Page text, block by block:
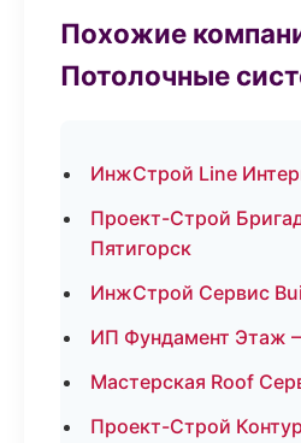
Похожие
Потолочные
ИнжСтрой Line
Проект-Строй
Пятигорск
ИнжСтрой Сервис
ИП Фундамент Этаж
Мастерская Roof
Проект-Строй